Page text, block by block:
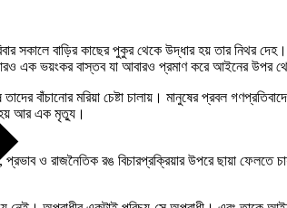
সকালে বাড়ির কাছের পুকুর থেকে উদ্ধার হয় তার নিথর
এক ভয়ংকর বাস্তব যা আবারও প্রমাণ করে আইনের উপর
বাঁচানোর মরিয়া চেষ্টা চালায়। মানুষের প্রবল
হয় আর এক মৃত্যু।
ও রাজনৈতিক রঙ বিচারপ্রক্রিয়ার উপরে ছায়া